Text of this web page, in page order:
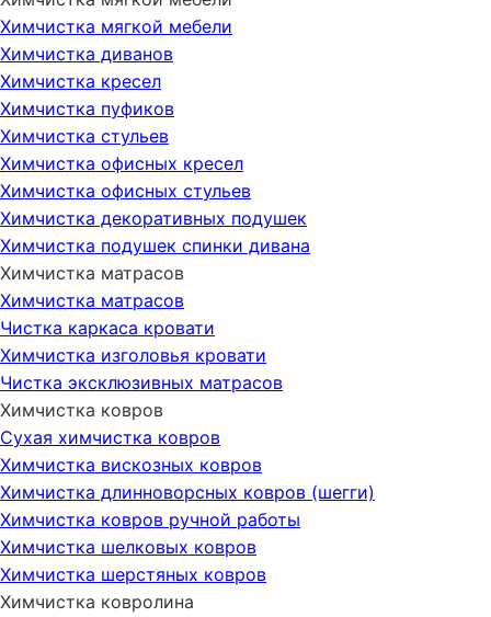
Химчистка мягкой мебели
Химчистка диванов
Химчистка кресел
Химчистка пуфиков
Химчистка стульев
Химчистка офисных кресел
Химчистка офисных стульев
Химчистка декоративных подушек
Химчистка подушек спинки дивана
Химчистка матрасов
Химчистка матрасов
Чистка каркаса кровати
Химчистка изголовья кровати
Чистка эксклюзивных матрасов
Химчистка ковров
Сухая химчистка ковров
Химчистка вискозных ковров
Химчистка длинноворсных ковров (шегги)
Химчистка ковров ручной работы
Химчистка шелковых ковров
Химчистка шерстяных ковров
Химчистка ковролина